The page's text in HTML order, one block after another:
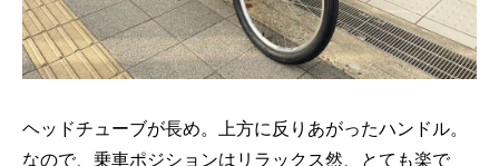
ヘッドチューブが長め。上方に反りあがったハンドル。
なので、乗車ポジションはリラックス然、とても楽で